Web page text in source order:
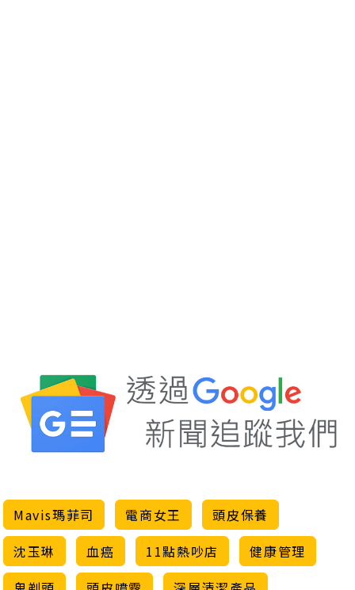
Mavis瑪菲司 電商女王
頭皮保養
沈玉琳
血癌 11點熱吵店
健康管理